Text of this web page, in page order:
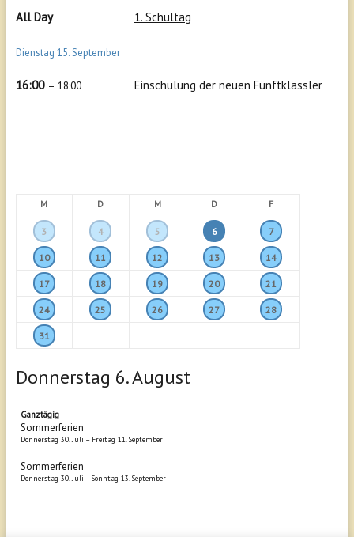
All Day 1. Schultag
Dienstag 15.September
16:00 – 18:00 Einschulung der neuen Fünftklässler
M D M D F
3 4 5 6 7
10 11 12 13 14
17 18 19 20 21
24 25 26 27 28
31
Donnerstag 6.August
Ganztägig
Sommerferien
Donnerstag 30. Juli – Freitag 11. September
Sommerferien
Donnerstag 30. Juli –Sonntag 13. September